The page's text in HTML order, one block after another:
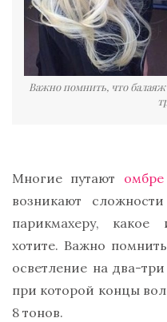
Важно помнить, что балаяж
Многие путают
возникают
парикмахеру,
хотите. Важно
осветление на два-
при которой концы
8 тонов.